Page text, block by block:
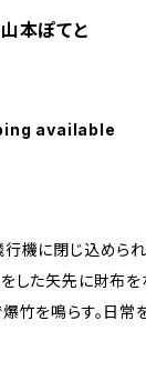
山本ぽてと
available
機に閉じ込めら
した矢先に財布を
竹を鳴らす。日常